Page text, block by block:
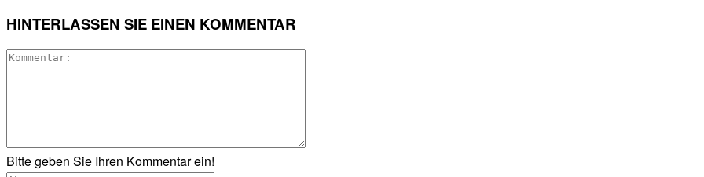
HINTERLASSEN SIE EINEN KOMMENTAR
Bitte geben Sie Ihren Kommentar ein!